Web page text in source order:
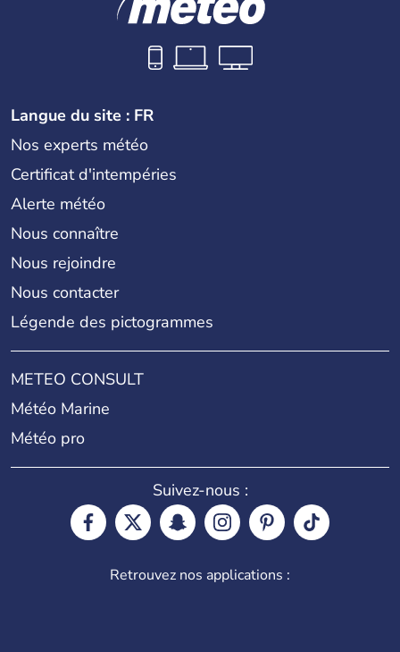
Langue du site : FR
Nos experts météo
Certificat d'intempéries
Alerte météo
Nous connaître
Nous rejoindre
Nous contacter
Légende des pictogrammes
METEO CONSULT
Météo Marine
Météo pro
Suivez-nous :
Retrouvez nos applications :